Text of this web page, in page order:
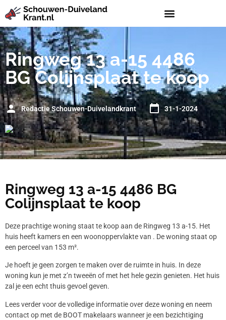
Ringweg 13 a-15 4486
BG Colijnsplaat te koop
Redactie Schouwen-Duivelandkrant 31-1-2024
Ringweg 13 a-15 4486 BG
Colijnsplaat te koop
Deze prachtige woning staat te koop aan de Ringweg 13 a-15. Het
huis heeft kamers en een woonoppervlakte van . De woning staat op
een perceel van 153 m².
Je hoeft je geen zorgen te maken over de ruimte in huis. In deze
woning kun je met z’n tweeën of met het hele gezin genieten. Het huis
zal je een echt thuis gevoel geven.
Lees verder voor de volledige informatie over deze woning en neem
contact op met de BOOT makelaars wanneer je een bezichtiging